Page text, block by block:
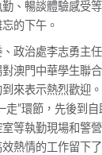
、暢談體驗感受
的下午。
政治處李志勇主
澳門中華學生聯
來表示熱烈歡迎
走”環節，先後到
等執勤現場和警
熱情的工作留下